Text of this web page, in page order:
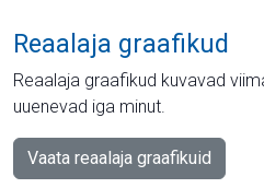
Reaalaja graafikud
Reaalaja graafikud kuvavad
uuenevad iga minut.
Vaata reaalaja graafikuid